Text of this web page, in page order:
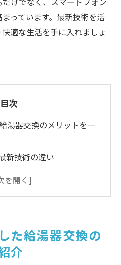
っています。最新技術を活
適な生活を手に入れましょ
目次
湯器交換のメリットを一
新技術の違い
向上する理由
的メリット
省エネ生活の秘密に迫る
た給湯器交換の
介